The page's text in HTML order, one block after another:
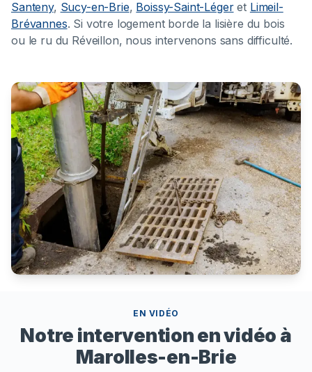
Santeny, Sucy-en-Brie, Boissy-Saint-Légeret Limeil-
Brévannes. Si votre logement borde la lisière du bois
ou le ru du Réveillon, nous intervenons sans difficulté.
EN VIDÉO
Notre intervention en vidéo à
Marolles-en-Brie